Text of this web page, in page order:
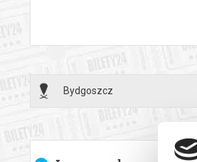
Bydgoszcz